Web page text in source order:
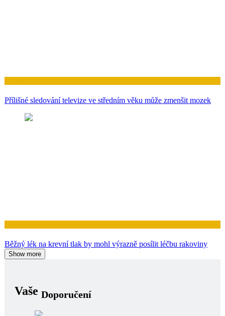
Přílišné sledování televize ve středním věku může zmenšit mozek
Běžný lék na krevní tlak by mohl výrazně posílit léčbu rakoviny
Show more
Vaše Doporučení